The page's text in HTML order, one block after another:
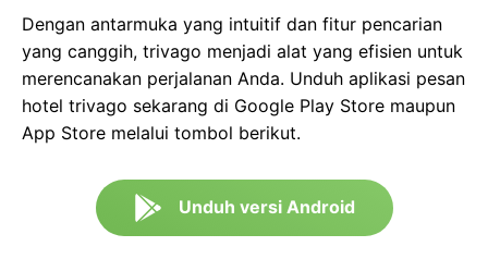
Dengan antarmuka yang intuitif dan fitur pencarian
yang canggih, trivago menjadi alat yang efisien untuk
merencanakan perjalanan Anda. Unduh aplikasi pesan
hotel trivago sekarang di Google Play Store maupun
App Store melalui tombol berikut.
Unduh versi Android